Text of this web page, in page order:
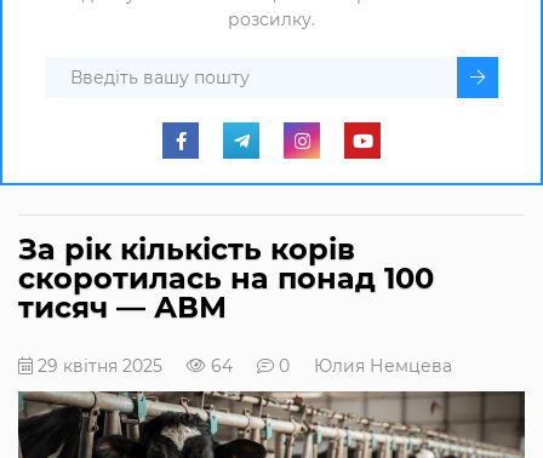
розсилку.
За рік кількість корів
скоротилась на понад 100
тисяч — АВМ
29 квітня 2025 64 0 Юлия Немцева